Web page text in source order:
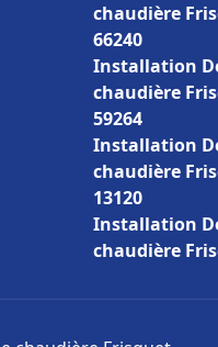
chaudière
66240
Installation
chaudière
59264
Installation
chaudière
13120
Installation
chaudière